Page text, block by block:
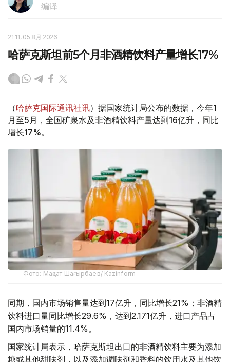
编译
21:11, 05 8月 2026
哈萨克斯坦前5个月非酒精饮料产量增长17%
（哈萨克国际通讯社讯）据国家统计局公布的数据，今年1
月至5月，全国矿泉水及非酒精饮料产量达到16亿升，同比
增长17%。
Фото: Мақсат Шағырбаев/ Kazinform
同期，国内市场销售量达到17亿升，同比增长21%；非酒精
饮料进口量同比增长29.6%，达到2.171亿升，进口产品占
国内市场销量的11.4%。
国家统计局表示，哈萨克斯坦出口的非酒精饮料主要为添加
糖或其他甜味剂，以及添加调味剂和香料的饮用水及其他饮